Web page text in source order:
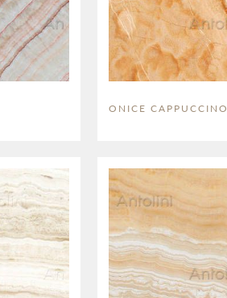
ONICE CAPPUCCINO